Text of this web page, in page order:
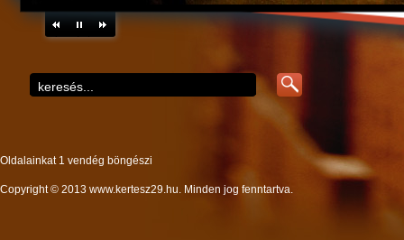
Oldalainkat 1 vendég böngészi
Copyright © 2013 www.kertesz29.hu. Minden jog fenntartva.